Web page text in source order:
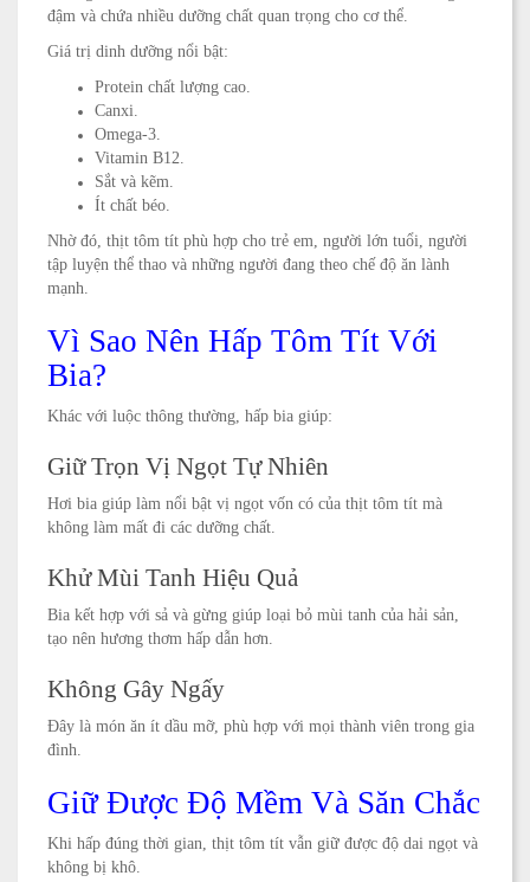
đậm và chứa nhiều dưỡng chất quan trọng cho cơ thể.
Giá trị dinh dưỡng nổi bật:
Protein chất lượng cao.
Canxi.
Omega-3.
Vitamin B12.
Sắt và kẽm.
Ít chất béo.
Nhờ đó, thịt tôm tít phù hợp cho trẻ em, người lớn tuổi, người
tập luyện thể thao và những người đang theo chế độ ăn lành
mạnh.
Vì Sao Nên Hấp Tôm Tít Với
Bia?
Khác với luộc thông thường, hấp bia giúp:
Giữ Trọn Vị Ngọt Tự Nhiên
Hơi bia giúp làm nổi bật vị ngọt vốn có của thịt tôm tít mà
không làm mất đi các dưỡng chất.
Khử Mùi Tanh Hiệu Quả
Bia kết hợp với sả và gừng giúp loại bỏ mùi tanh của hải sản,
tạo nên hương thơm hấp dẫn hơn.
Không Gây Ngấy
Đây là món ăn ít dầu mỡ, phù hợp với mọi thành viên trong gia
đình.
Giữ Được Độ Mềm Và Săn Chắc
Khi hấp đúng thời gian, thịt tôm tít vẫn giữ được độ dai ngọt và
không bị khô.